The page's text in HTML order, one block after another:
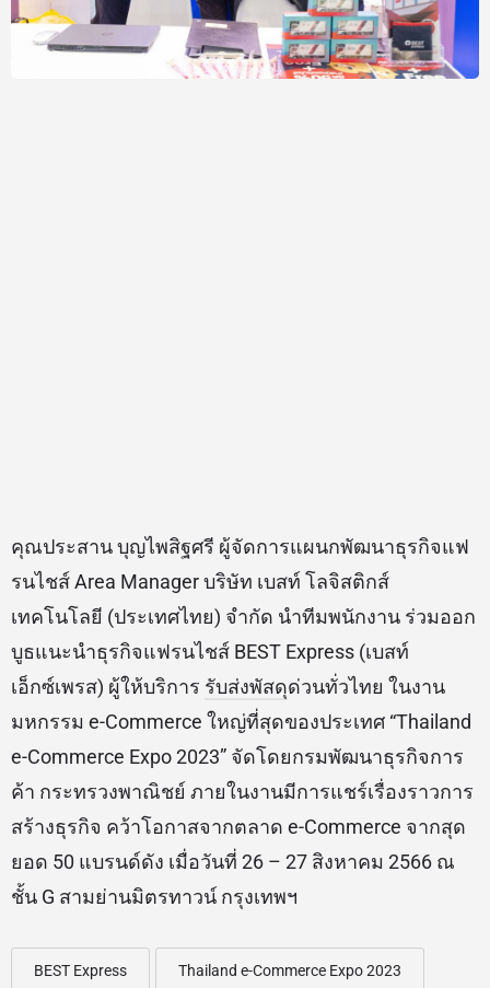
คุณประสาน บุญไพสิฐศรี ผู้จัดการแผนกพัฒนาธุรกิจแฟ
รนไชส์ Area Manager บริษัท เบสท์ โลจิสติกส์
เทคโนโลยี (ประเทศไทย) จำกัด นำทีมพนักงาน ร่วมออก
บูธแนะนำธุรกิจแฟรนไชส์ BEST Express (เบสท์
เอ็กซ์เพรส) ผู้ให้บริการ รับส่งพัสดุด่วนทั่วไทย ในงาน
มหกรรม e-Commerce ใหญ่ที่สุดของประเทศ “Thailand
e-Commerce Expo 2023” จัดโดยกรมพัฒนาธุรกิจการ
ค้า กระทรวงพาณิชย์ ภายในงานมีการแชร์เรื่องราวการ
สร้างธุรกิจ คว้าโอกาสจากตลาด e-Commerce จากสุด
ยอด 50 แบรนด์ดัง เมื่อวันที่ 26 – 27 สิงหาคม 2566 ณ
ชั้น G สามย่านมิตรทาวน์ กรุงเทพฯ
BEST Express Thailand e-Commerce Expo 2023